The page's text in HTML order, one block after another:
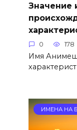
Значение
0 178
Имя
ИМЕНА НА